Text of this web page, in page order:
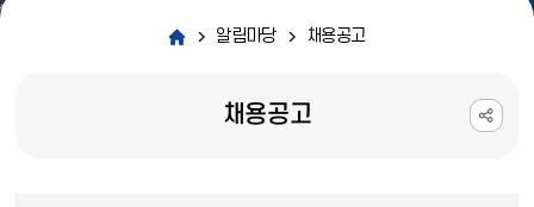
알림마당 채용공고
채용공고